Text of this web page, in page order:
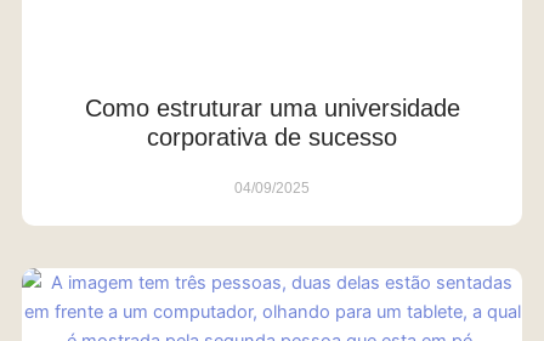
Como estruturar uma universidade
corporativa de sucesso
04/09/2025